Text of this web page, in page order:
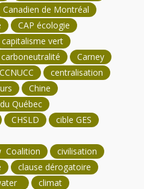
Canadien de Montréal
CAP écologie
capitalisme vert
carboneutralité
Carney
CCNUCC
centralisation
Chine
Québec
CHSLD
cible GES
Coalition
civilisation
clause dérogatoire
climat